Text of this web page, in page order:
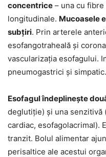
concentrice – una cu
longitudinale. Mucoasele
subțiri. Prin arterele
esofangotraheală și
vascularizația esofagului.
pneumogastrici și simpatic.
Esofagul îndeplinește
deglutiție) și una senzitivă
cardiac, esofagolacrimal).
tranzit. Bolul alimentar
perisaltice ale acestui